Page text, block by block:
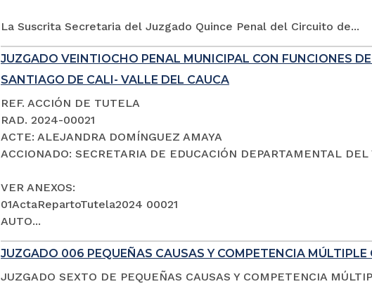
La Suscrita Secretaria del Juzgado Quince Penal del Circuito de...
JUZGADO VEINTIOCHO PENAL MUNICIPAL CON FUNCIONES
SANTIAGO DE CALI- VALLE DEL CAUCA
REF. ACCIÓN DE TUTELA
RAD. 2024-00021
ACTE: ALEJANDRA DOMÍNGUEZ AMAYA
ACCIONADO: SECRETARIA DE EDUCACIÓN DEPARTAMENTAL
VER ANEXOS:
01ActaRepartoTutela2024 00021
AUTO...
JUZGADO 006 PEQUEÑAS CAUSAS Y COMPETENCIA MÚLTIPLE
JUZGADO SEXTO DE PEQUEÑAS CAUSAS Y COMPETENCIA